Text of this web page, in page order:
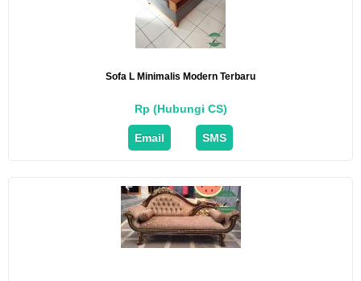
Sofa L Minimalis Modern Terbaru
Rp (Hubungi CS)
Email SMS